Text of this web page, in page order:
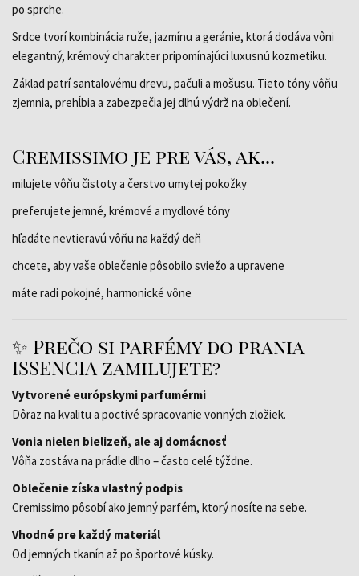
po sprche.
Srdce tvorí kombinácia ruže, jazmínu a geránie, ktorá dodáva vôni
elegantný, krémový charakter pripomínajúci luxusnú kozmetiku.
Základ patrí santalovému drevu, pačuli a mošusu. Tieto tóny vôňu
zjemnia, prehĺbia a zabezpečia jej dlhú výdrž na oblečení.
Cremissimo je pre vás, ak...
milujete vôňu čistoty a čerstvo umytej pokožky
preferujete jemné, krémové a mydlové tóny
hľadáte nevtieravú vôňu na každý deň
chcete, aby vaše oblečenie pôsobilo sviežo a upravene
máte radi pokojné, harmonické vône
✨ Prečo si parfémy do prania
ISSENCIA zamilujete?
Vytvorené európskymi parfumérmi
Dôraz na kvalitu a poctivé spracovanie vonných zložiek.
Vonia nielen bielizeň, ale aj domácnosť
Vôňa zostáva na prádle dlho – často celé týždne.
Oblečenie získa vlastný podpis
Cremissimo pôsobí ako jemný parfém, ktorý nosíte na sebe.
Vhodné pre každý materiál
Od jemných tkanín až po športové kúsky.